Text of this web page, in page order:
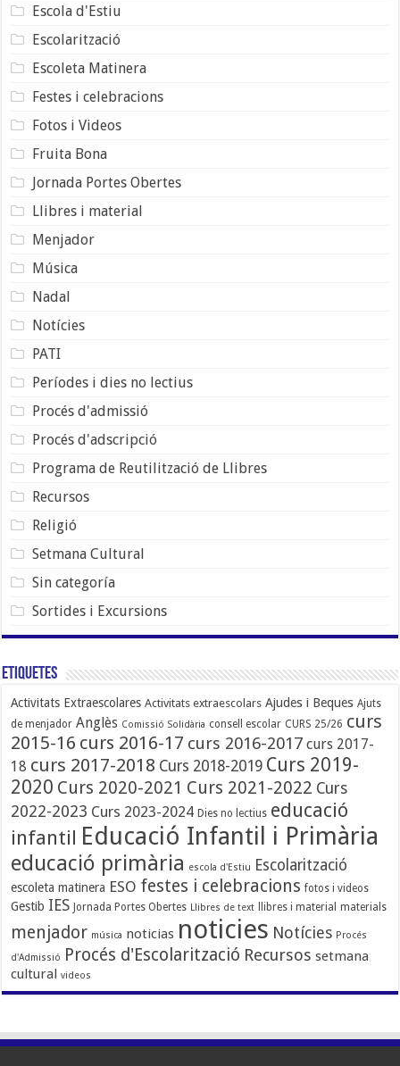
Escola d'Estiu
Escolarització
Escoleta Matinera
Festes i celebracions
Fotos i Videos
Fruita Bona
Jornada Portes Obertes
Llibres i material
Menjador
Música
Nadal
Notícies
PATI
Períodes i dies no lectius
Procés d'admissió
Procés d'adscripció
Programa de Reutilització de Llibres
Recursos
Religió
Setmana Cultural
Sin categoría
Sortides i Excursions
Etiquetes
Activitats Extraescolares Activitats extraescolars Ajudes i Beques Ajuts
de menjador Anglès Comissió Solidària consell escolar CURS 25/26 curs
2015-16 curs 2016-17 curs 2016-2017 curs 2017-
18 curs 2017-2018 Curs 2018-2019 Curs 2019-
2020 Curs 2020-2021 Curs 2021-2022 Curs
2022-2023 Curs 2023-2024 Dies no lectius educació
infantil Educació Infantil i Primària
educació primària escola d'Estiu Escolarització
escoleta matinera ESO festes i celebracions fotos i videos
Gestib IES Jornada Portes Obertes Llibres de text llibres i material materials
menjador música noticias noticies Notícies Procés
d'Admissió Procés d'Escolarització Recursos setmana
cultural videos